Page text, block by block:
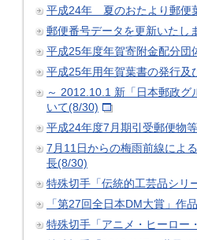
平成24年 夏のおたより郵便
郵便番号データを更新いたし
平成25年度年賀寄附金配分団
平成25年用年賀葉書の発行及
～ 2012.10.1 新「日本郵政
いて(8/30)
平成24年度7月期引受郵便物
7月11日からの梅雨前線によ
長(8/30)
特殊切手「伝統的工芸品シ
「第27回全日本DM大賞」作
特殊切手「アニメ・ヒーロー